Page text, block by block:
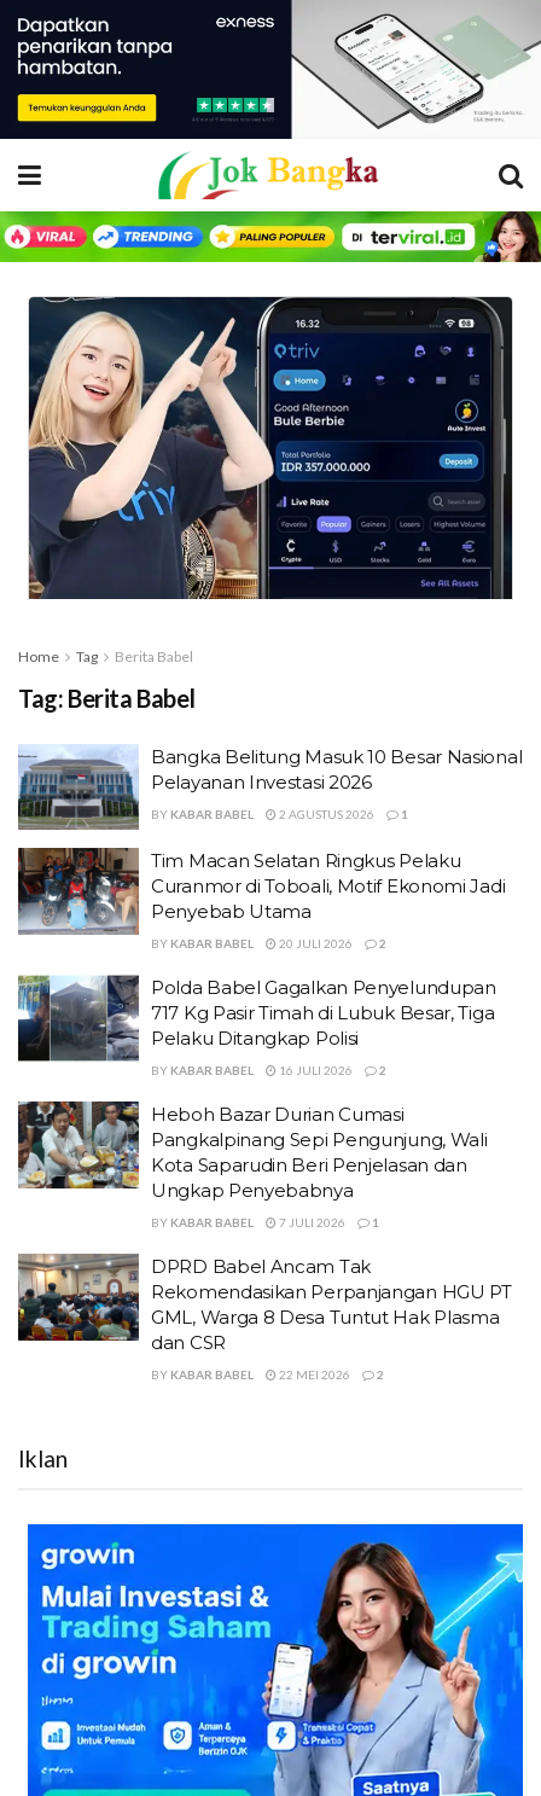
Home Tag Berita Babel
Tag: Berita Babel
Bangka Belitung Masuk 10 Besar Nasional
Pelayanan Investasi 2026
BY KABAR BABEL 2 AGUSTUS 2026 1
Tim Macan Selatan Ringkus Pelaku
Curanmor di Toboali, Motif Ekonomi Jadi
Penyebab Utama
BY KABAR BABEL 20 JULI 2026 2
Polda Babel Gagalkan Penyelundupan
717 Kg Pasir Timah di Lubuk Besar, Tiga
Pelaku Ditangkap Polisi
BY KABAR BABEL 16 JULI 2026 2
Heboh Bazar Durian Cumasi
Pangkalpinang Sepi Pengunjung, Wali
Kota Saparudin Beri Penjelasan dan
Ungkap Penyebabnya
BY KABAR BABEL 7 JULI 2026 1
DPRD Babel Ancam Tak
Rekomendasikan Perpanjangan HGU PT
GML, Warga 8 Desa Tuntut Hak Plasma
dan CSR
BY KABAR BABEL 22 MEI 2026 2
Iklan